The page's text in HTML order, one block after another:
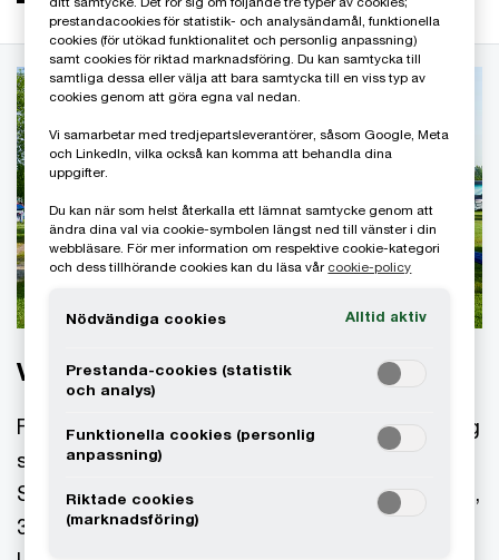
Verksamheten
Framnäs Camping driver Kronocamping Lidköping
som är en av få femstjärniga campingplatser i
Sverige. Campingen har cirka 500 campingplatser,
30 stugor, spa, restaurang och äventyrsgolf.
prestandacookies för statistik- och analysändamål, funktionella
cookies (för utökad funktionalitet och personlig anpassning)
samt cookies för riktad marknadsföring. Du kan samtycka till
samtliga dessa eller välja att bara samtycka till en viss typ av
cookies genom att göra egna val nedan.
Vi samarbetar med tredjepartsleverantörer, såsom Google, Meta
och LinkedIn, vilka också kan komma att behandla dina
uppgifter.
Du kan när som helst återkalla ett lämnat samtycke genom att
ändra dina val via cookie-symbolen längst ned till vänster i din
webbläsare. För mer information om respektive cookie-kategori
och dess tillhörande cookies kan du läsa vår cookie-policy
Nödvändiga cookies Alltid aktiv
Prestanda-cookies (statistik
och analys)
Funktionella cookies (personlig
anpassning)
Riktade cookies
(marknadsföring)